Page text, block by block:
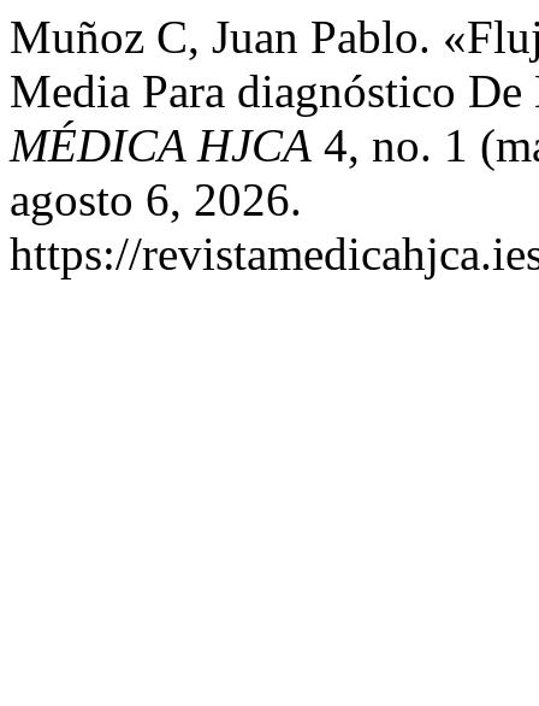
Muñoz C, Juan Pablo.
Media Para diagnóstico
MÉDICA HJCA 4, no. 1
agosto 6, 2026.
https://